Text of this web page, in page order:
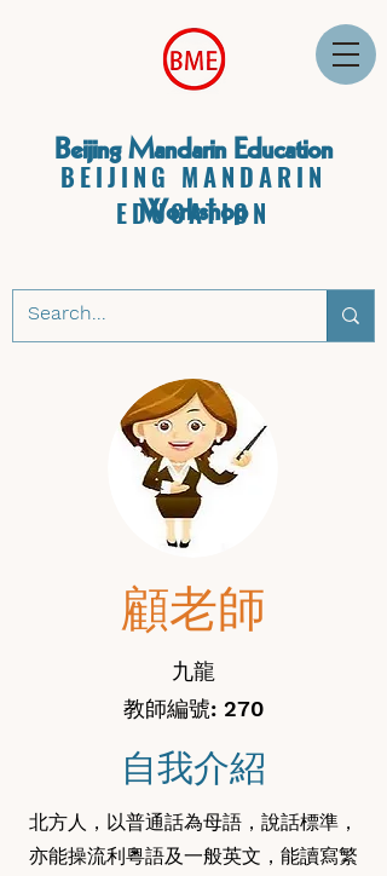
Beijing Mandarin Education
Workshop
BEIJING MANDARIN
EDUCATION
顧老師
九龍
教師編號: 270
自我介紹
北方人，以普通話為母語，說話標準，
亦能操流利粵語及一般英文，能讀寫繁